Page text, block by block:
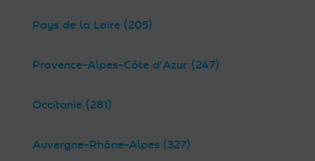
Pays de la Loire (205)
Provence-Alpes-Côte d'Azur (247)
Occitanie (281)
Auvergne-Rhône-Alpes (327)